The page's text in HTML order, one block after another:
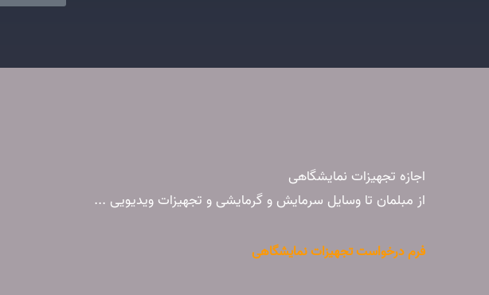
اجازه تجهیزات نمایشگاهی
از مبلمان تا وسایل سرمایش و گرمایشی و تجهیزات ویدیویی ...
فرم درخواست تجهیزات نمایشگاهی